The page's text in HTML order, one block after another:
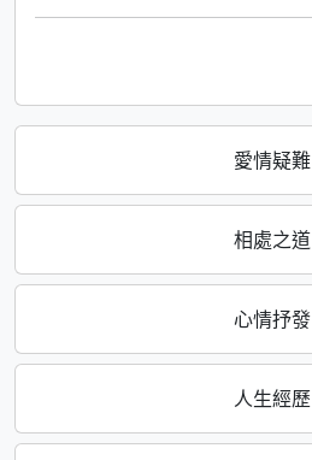
愛情疑難
相處之道
心情抒發
人生經歷